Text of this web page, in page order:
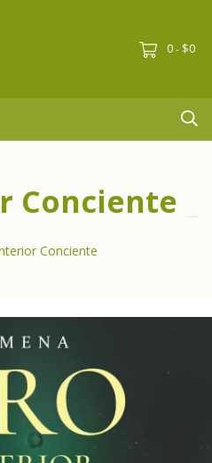
0 - $0
Conciente
Conciente